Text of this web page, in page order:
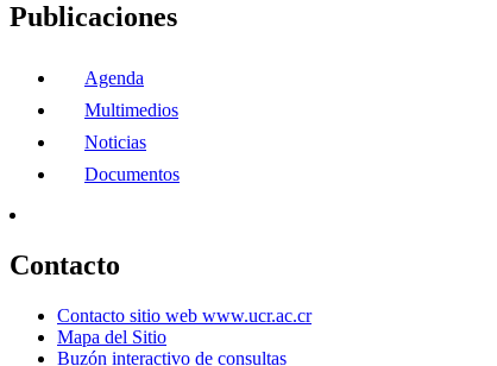
Publicaciones
Agenda
Multimedios
Noticias
Documentos
Contacto
Contacto sitio web www.ucr.ac.cr
Mapa del Sitio
Buzón interactivo de consultas